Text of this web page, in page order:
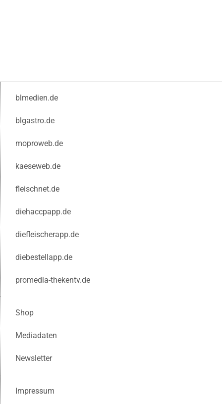
blmedien.de
blgastro.de
moproweb.de
kaeseweb.de
fleischnet.de
diehaccpapp.de
diefleischerapp.de
diebestellapp.de
promedia-thekentv.de
Shop
Mediadaten
Newsletter
Impressum